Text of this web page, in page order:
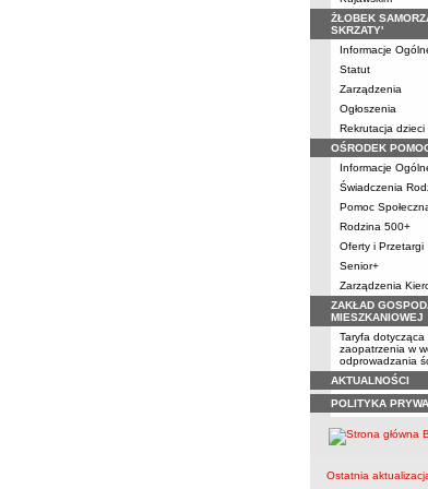
ŻŁOBEK
SKRZATY'
Informacje
Statut
Zarządzenia
Ogłoszenia
Rekrutacja dzieci
OŚRODEK
Informacje
Świadczenia
Pomoc
Rodzina 500+
Oferty i Przetargi
Senior+
Zarządzenia
ZAKŁAD
MIESZKANIOWEJ
Taryfa
zaopatrzenia w
odprowadzania
AKTUALNOŚCI
POLITYKA
Ostatnia